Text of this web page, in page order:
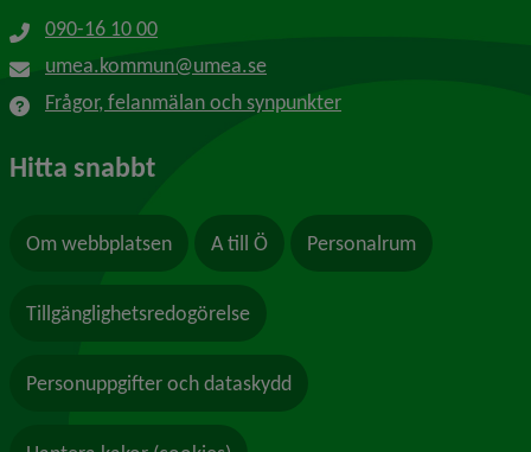
090-16 10 00
umea.kommun@umea.se
Frågor, felanmälan och synpunkter
Hitta snabbt
Om webbplatsen A till Ö Personalrum
Tillgänglighetsredogörelse
Personuppgifter och dataskydd